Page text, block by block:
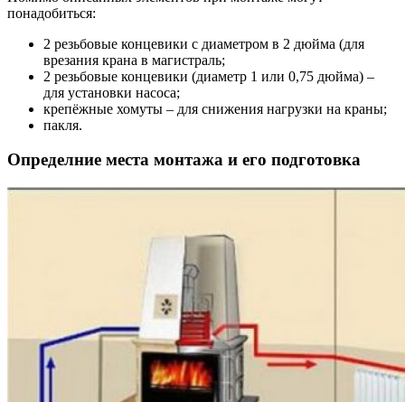
понадобиться:
2 резьбовые концевики с диаметром в 2 дюйма (для
врезания крана в магистраль;
2 резьбовые концевики (диаметр 1 или 0,75 дюйма) –
для установки насоса;
крепёжные хомуты – для снижения нагрузки на краны;
пакля.
Определние места монтажа и его подготовка